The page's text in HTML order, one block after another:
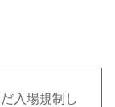
入場規制し